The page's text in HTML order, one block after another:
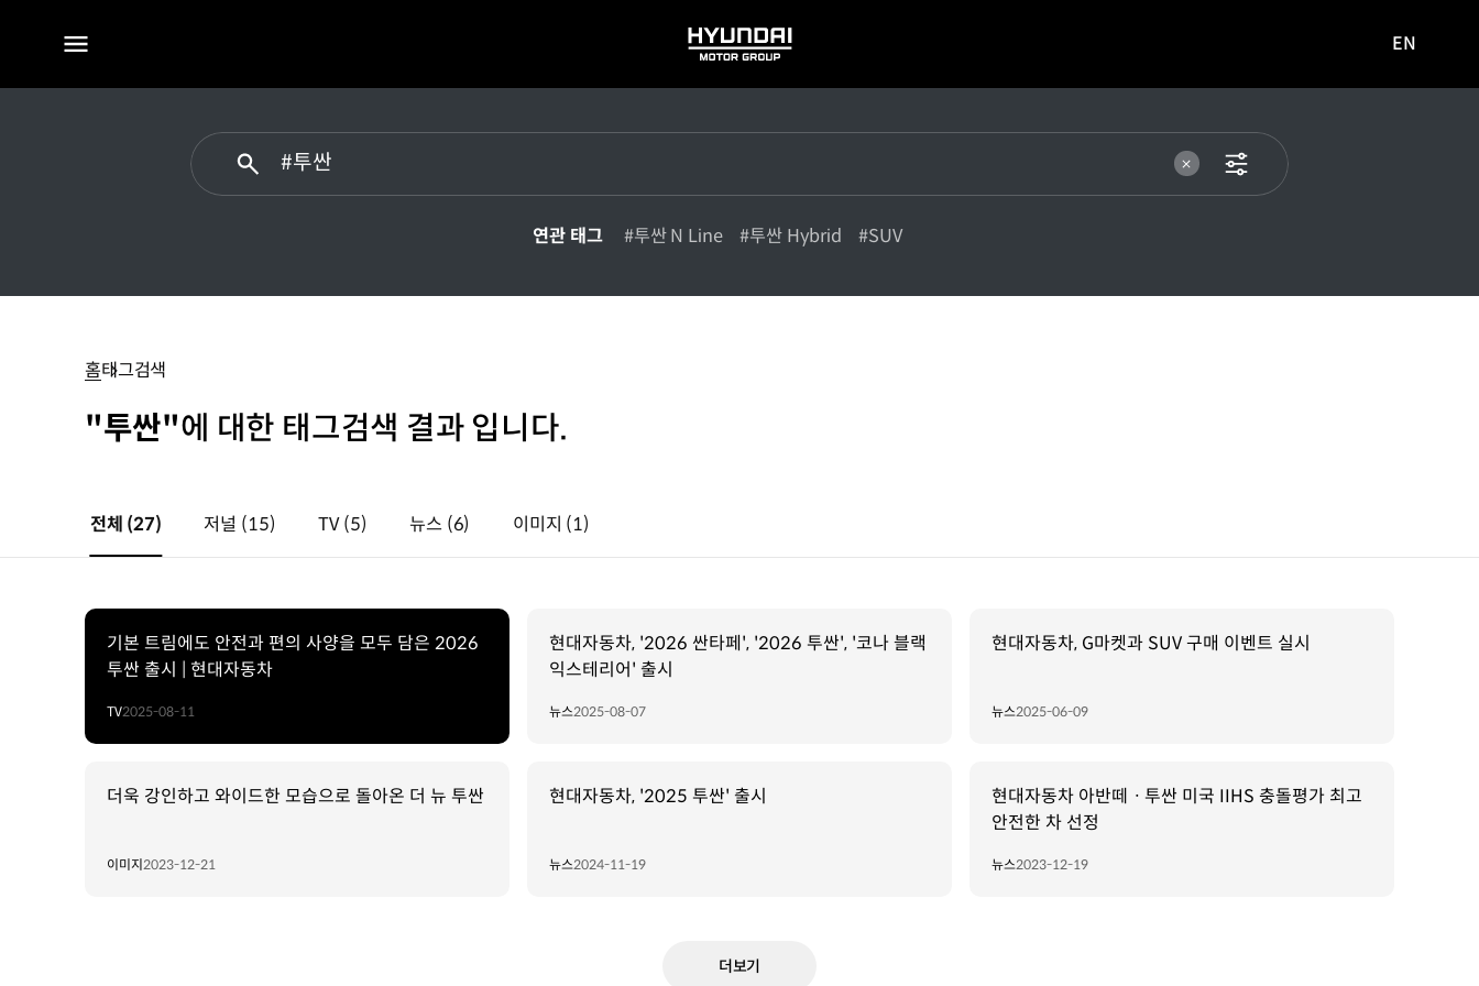
전체
HYUNDAI
MOTOR
사이트로
EN
연관 태그 #투싼 N Line #투싼 Hybrid #SUV
홈태그검색
"투싼"에 대한 태그검색 결과 입니다.
전체 (27) 저널 (15) TV(5) 뉴스 (6) 이미지 (1)
기본 트림에도 안전과 편의 사양을 모두 담은 2026
투싼 출시 | 현대자동차
TV2025-08-11
현대자동차, '2026 싼타페', '2026 투싼', '코나 블랙
익스테리어' 출시
뉴스2025-08-07
현대자동차, G마켓과 SUV 구매 이벤트 실시
뉴스2025-06-09
더욱 강인하고 와이드한 모습으로 돌아온 더 뉴 투싼
이미지2023-12-21
현대자동차, '2025 투싼' 출시
뉴스2024-11-19
현대자동차 아반떼ㆍ투싼 미국 IIHS 충돌평가 최고
안전한 차 선정
뉴스2023-12-19
더보기